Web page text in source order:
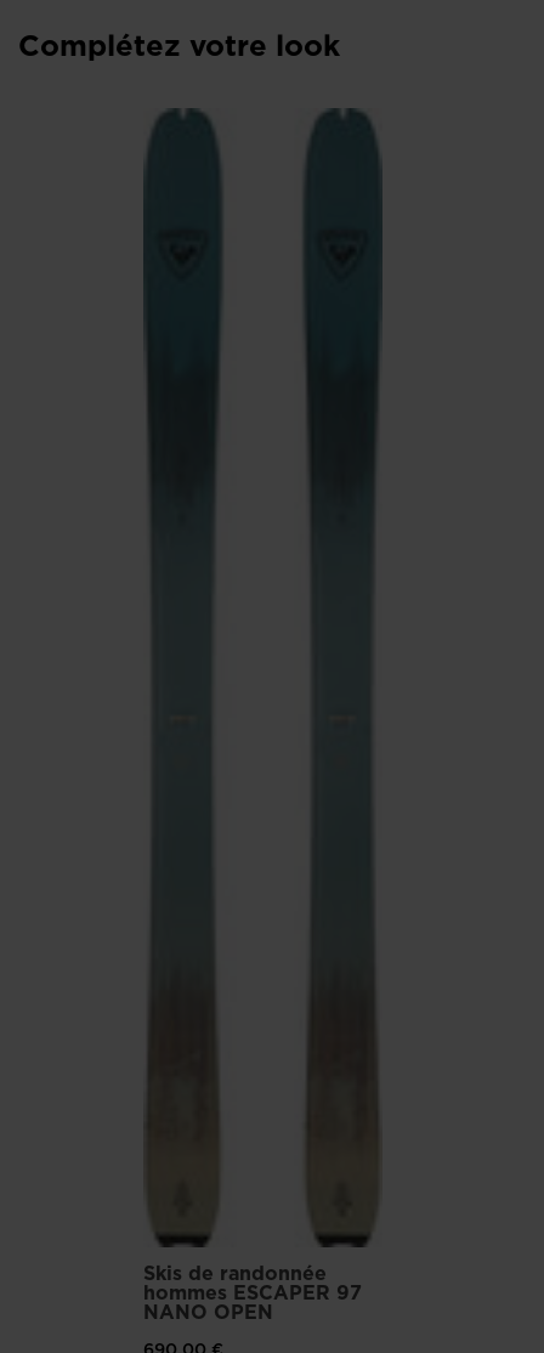
Complétez votre look
Skis de randonnée
hommes ESCAPER 97
NANO OPEN